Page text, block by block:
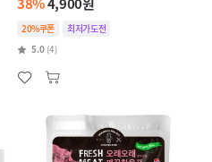
20%쿠폰
최저가도전
5.0 (4)